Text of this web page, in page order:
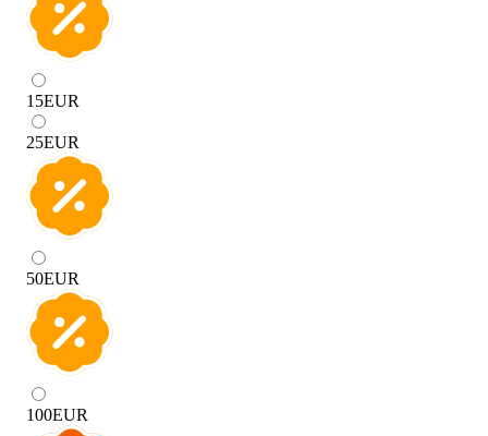
15EUR
25EUR
50EUR
100EUR